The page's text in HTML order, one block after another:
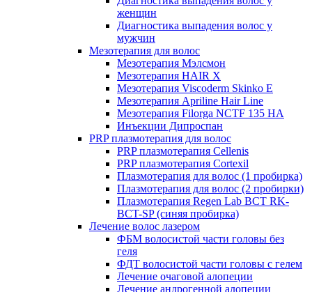
женщин
Диагностика выпадения волос у
мужчин
Мезотерапия для волос
Мезотерапия Мэлсмон
Мезотерапия HAIR X
Мезотерапия Viscoderm Skinko E
Мезотерапия Apriline Hair Line
Мезотерапия Filorga NCTF 135 HA
Инъекции Дипроспан
PRP плазмотерапия для волос
PRP плазмотерапия Cellenis
PRP плазмотерапия Cortexil
Плазмотерапия для волос (1 пробирка)
Плазмотерапия для волос (2 пробирки)
Плазмотерапия Regen Lab BCT RK-
BCT-SP (синяя пробирка)
Лечение волос лазером
ФБМ волосистой части головы без
геля
ФДТ волосистой части головы с гелем
Лечение очаговой алопеции
Лечение андрогенной алопеции